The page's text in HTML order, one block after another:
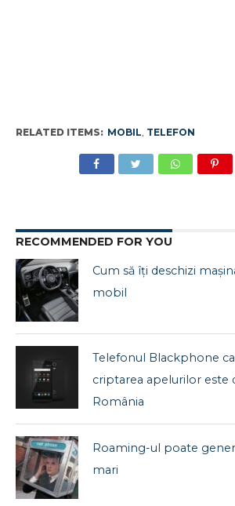
RELATED ITEMS: MOBIL, TELEFON
RECOMMENDED FOR YOU
Cum să îți deschizi
mobil
Telefonul Blackphone
criptarea apelurilor este
România
Roaming-ul poate
mari